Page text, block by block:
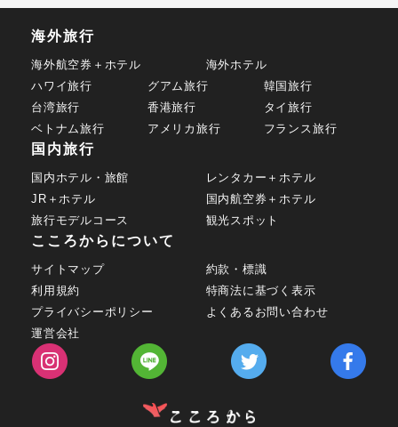
海外旅行
海外航空券＋ホテル
海外ホテル
ハワイ旅行
グアム旅行
韓国旅行
台湾旅行
香港旅行
タイ旅行
ベトナム旅行
アメリカ旅行 フランス旅行
国内旅行
国内ホテル・旅館
レンタカー＋ホテル
JR＋ホテル
国内航空券＋ホテル
旅行モデルコース
観光スポット
こころからについて
サイトマップ
約款・標識
利用規約
特商法に基づく表示
プライバシーポリシー
よくあるお問い合わせ
運営会社